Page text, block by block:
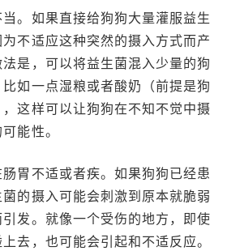
。如果直接给狗狗大量灌服益生
不适应这种突然的摄入方式而产
是，可以将益生菌混入少量的狗
如一点湿粮或者酸奶（前提是狗
这样可以让狗狗在不知不觉中摄
能性。
胃不适或者疾。如果狗狗已经患
的摄入可能会刺激到原本就脆弱
发。就像一个受伤的地方，即使
去，也可能会引起和不适反应。